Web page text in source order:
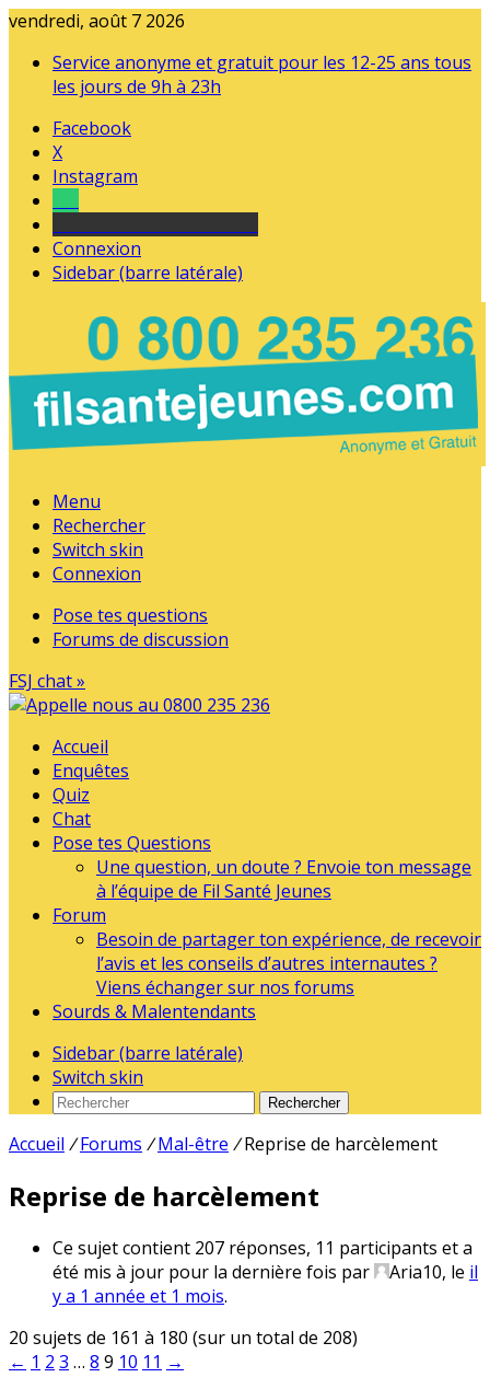
vendredi, août 7 2026
Service anonyme et gratuit pour les 12-25 ans tous
les jours de 9h à 23h
Facebook
X
Instagram
Connexion
Sidebar (barre latérale)
Menu
Rechercher
Switch skin
Connexion
Pose tes questions
Forums de discussion
FSJ chat »
Accueil
Enquêtes
Quiz
Chat
Pose tes Questions
Une question, un doute ? Envoie ton message
à l’équipe de Fil Santé Jeunes
Forum
Besoin de partager ton expérience, de recevoir
l’avis et les conseils d’autres internautes ?
Viens échanger sur nos forums
Sourds & Malentendants
Sidebar (barre latérale)
Switch skin
Rechercher
Accueil / Forums / Mal-être / Reprise de harcèlement
Reprise de harcèlement
Ce sujet contient 207 réponses, 11 participants et a
été mis à jour pour la dernière fois par
Aria10, le il
y a 1 année et 1 mois.
20 sujets de 161 à 180 (sur un total de 208)
← 1 2 3 … 8 9 10 11 →